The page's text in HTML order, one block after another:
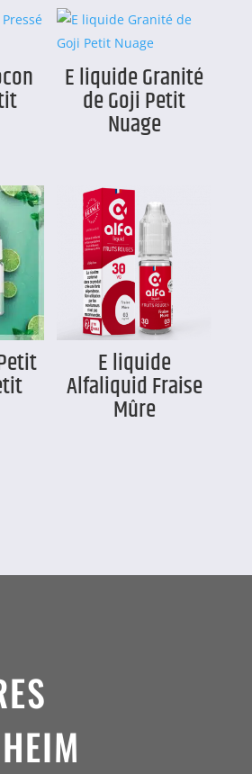
E liquide Granité
de Goji Petit
Nuage
E liquide
Alfaliquid Fraise
Mûre